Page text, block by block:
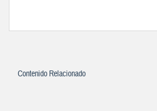
Contenido Relacionado